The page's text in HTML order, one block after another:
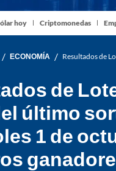
hoy Criptomonedas
/ ECONOMÍA / Resultados de
de
último
1 de